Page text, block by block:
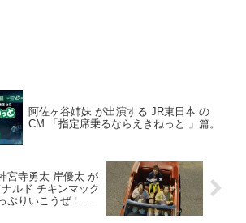
阿佐ヶ谷姉妹 が出演する JR東日本 の
CM 「指定席乗るならえきねっと 」篇。
宮寺勇太 岸優太 が
ルド チキンマック
ぷりいこうぜ！